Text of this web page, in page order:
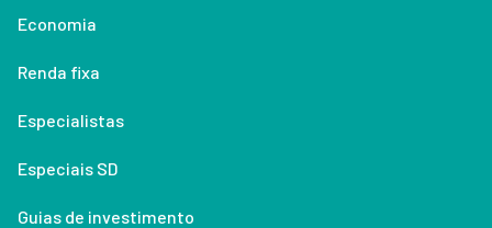
Economia
Renda fixa
Especialistas
Especiais SD
Guias de investimento